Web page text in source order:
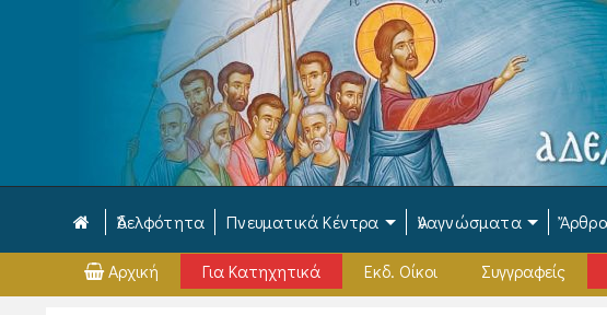
Ἀδελφότητα Πνευματικά Κέντρα Ἀναγνώσματα
Αρχική Για Κατηχητικά Εκδ. Οίκοι Συγγραφείς